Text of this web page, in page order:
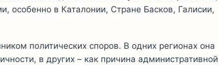
особенно в Каталонии, Стране Басков, Галисии,
политических споров. В одних регионах она
в других – как причина административной